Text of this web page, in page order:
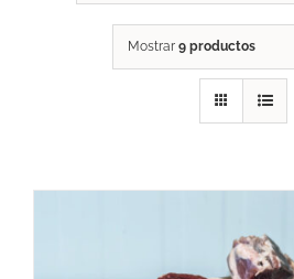
Mostrar 9 productos